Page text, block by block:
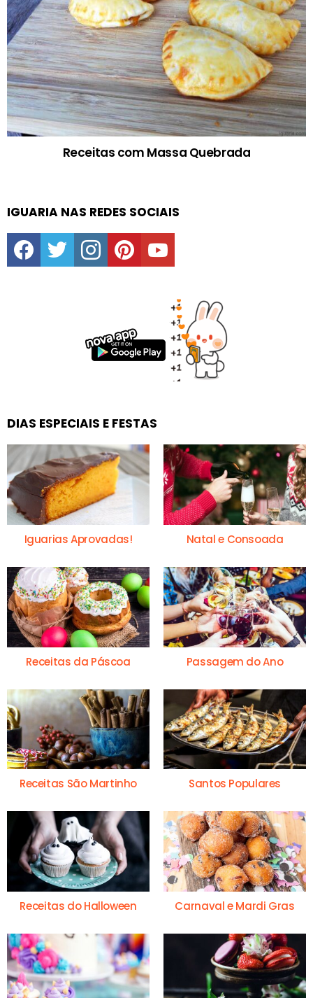
Receitas com Massa Quebrada
IGUARIA NAS REDES SOCIAIS
facebooktwitter instagrampinterestyoutube
DIAS ESPECIAIS E FESTAS
Iguarias Aprovadas! Natal e Consoada
Receitas da Páscoa Passagem do Ano
Receitas São Martinho Santos Populares
Receitas do Halloween Carnaval e Mardi Gras